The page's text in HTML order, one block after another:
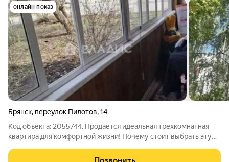
онлайн показ
Брянск, переулок Пилотов,14
Код объекта: 2055744. Продается идеальная трехкомнатная
квартира для комфортной жизни! Почему стоит выбрать эту
недвижимости Брянска! Удобное расположение: квартира